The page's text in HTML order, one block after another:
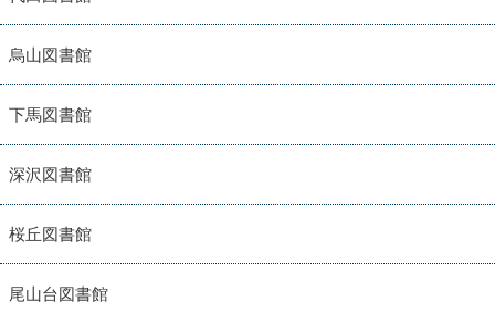
烏山図書館
下馬図書館
深沢図書館
桜丘図書館
尾山台図書館